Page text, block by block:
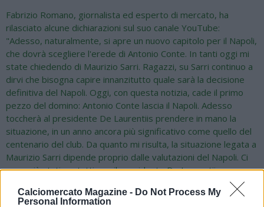
Calciomercato Magazine - Do Not Process My
Personal Information
Fabrizio Romano, giornalista ed esperto di mercato, ha
rilasciato alcune dichiarazioni sul suo canale YouTube:
"Adesso, naturalmente, si apre un nuovo capitolo per il Napoli,
che dovrà scegliere l'erede di Antonio Conte. In tanti oggi mi
state chiedendo di Maurizio Sarri. Ragazzi, su Sarri continuo a
dirvi che bisogna capire innanzitutto quale sarà la decisione
definitiva del Napoli. Oggi, con questa notizia, cade il primo
pezzo del domino: Antonio Conte lascia il Napoli. Adesso
toccherà al presidente De Laurentiis prendere in mano la
situazione, in un anno ancora più significativo come quello del
centenario del club. Da quanto mi risulta, la situazione legata a
Maurizio Sarri dipende proprio dalle valutazioni del Napoli. Ci
sono già stati contatti, ma il presidente De Laurentiis
dovrà decidere se procedere davvero con lui oppure no. Sarri,
dal canto suo, ha da tempo il desiderio di tornare a Napoli. Ma